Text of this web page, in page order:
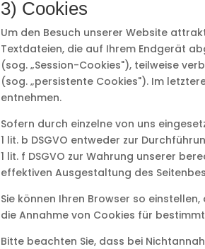
3) Cookies
Um den Besuch unserer Website
Textdateien, die auf Ihrem Endgerät
(sog. „Session-Cookies"), teilweise
(sog. „persistente Cookies"). Im
entnehmen.
Sofern durch einzelne von uns
1 lit. b DSGVO entweder zur
1 lit. f DSGVO zur Wahrung unserer
effektiven Ausgestaltung des
Sie können Ihren Browser so
die Annahme von Cookies für
Bitte beachten Sie, dass bei